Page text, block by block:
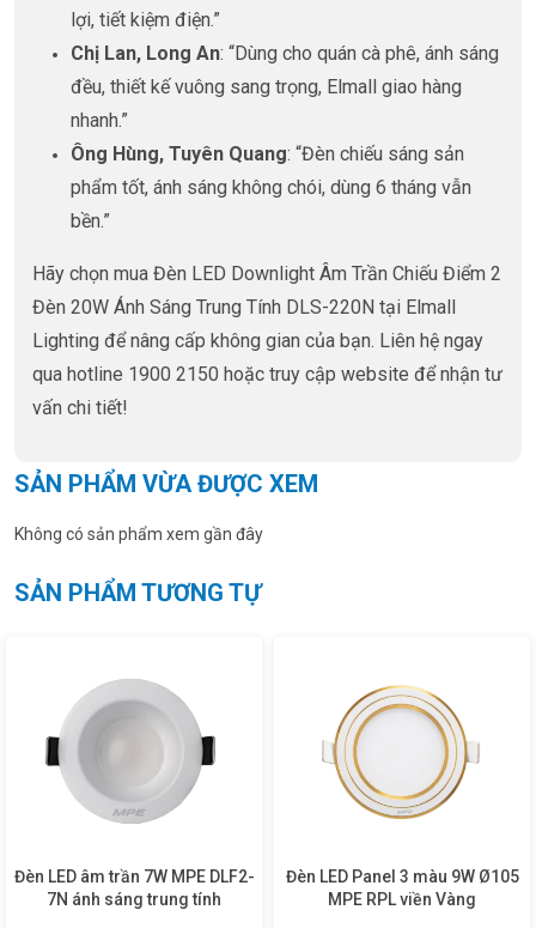
lợi, tiết kiệm điện.”
Chị Lan, Long An: “Dùng cho quán cà phê, ánh sáng
đều, thiết kế vuông sang trọng, Elmall giao hàng
nhanh.”
Ông Hùng, Tuyên Quang: “Đèn chiếu sáng sản
phẩm tốt, ánh sáng không chói, dùng 6 tháng vẫn
bền.”
Hãy chọn mua Đèn LED Downlight Âm Trần Chiếu Điểm 2
Đèn 20W Ánh Sáng Trung Tính DLS-220N tại Elmall
Lighting để nâng cấp không gian của bạn. Liên hệ ngay
qua hotline 1900 2150 hoặc truy cập website để nhận tư
vấn chi tiết!
SẢN PHẨM VỪA ĐƯỢC XEM
Không có sản phẩm xem gần đây
SẢN PHẨM TƯƠNG TỰ
Đèn LED âm trần 7W MPE DLF2-
7N ánh sáng trung tính
Đèn LED Panel 3 màu 9W Ø105
MPE RPL viền Vàng